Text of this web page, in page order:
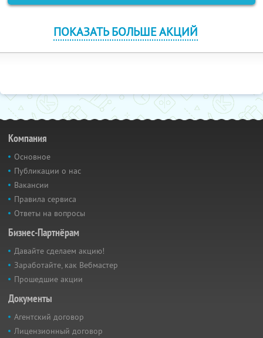
ПОКАЗАТЬ БОЛЬШЕ АКЦИЙ
Компания
Основное
Публикации о нас
Вакансии
Правила сервиса
Ответы на вопросы
Бизнес-Партнёрам
Давайте сделаем акцию!
Заработайте, как Вебмастер
Прошедшие акции
Документы
Агентский договор
Лицензионный договор